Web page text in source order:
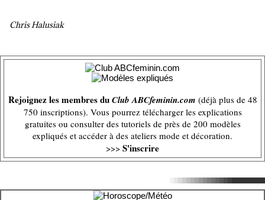
Chris Halusiak
Rejoignez les membres duClub ABCfeminin.com (déjà plus de 48
750 inscriptions). Vous pourrez télécharger les explications
gratuites ou consulter des tutoriels de près de 200 modèles
expliqués et accéder à des ateliers mode et décoration.
>>> S'inscrire